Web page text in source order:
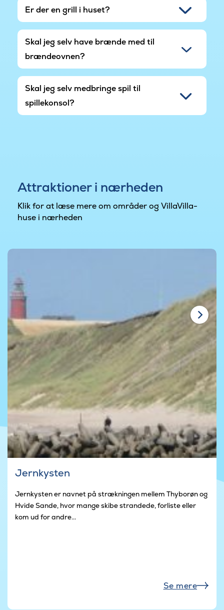
Er der en grill i huset?
Skal jeg selv have brænde med til
brændeovnen?
Skal jeg selv medbringe spil til
spillekonsol?
Attraktioner i nærheden
Klik for at læse mere om områder og VillaVilla-
huse i nærheden
Jernkysten
Jernkysten er navnet på strækningen mellem Thyborøn og
Hvide Sande, hvor mange skibe strandede, forliste eller
kom ud for andre...
Se mere